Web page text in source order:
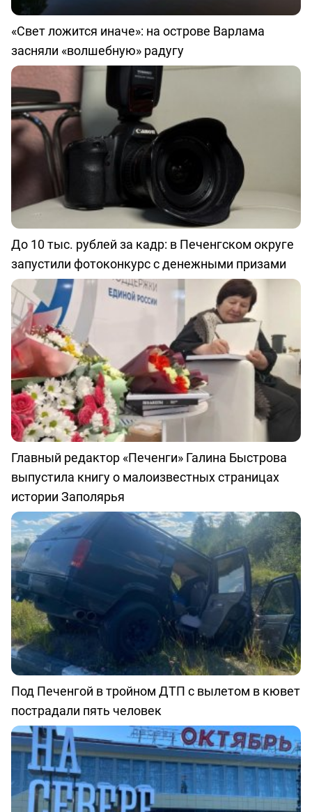
«Свет ложится иначе»: на острове Варлама
засняли «волшебную» радугу
До 10 тыс. рублей за кадр: в Печенгском округе
запустили фотоконкурс с денежными призами
Главный редактор «Печенги» Галина Быстрова
выпустила книгу о малоизвестных страницах
истории Заполярья
Под Печенгой в тройном ДТП с вылетом в кювет
пострадали пять человек